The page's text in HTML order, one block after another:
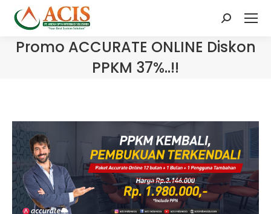
Search:
Promo ACCURATE ONLINE Diskon
PPKM 37%..!!